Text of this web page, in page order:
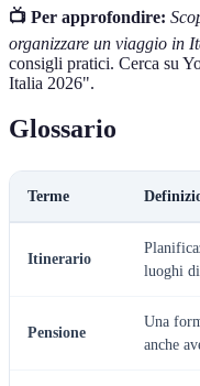
📺 Per approfondire:
organizzare un viaggio in
consigli pratici. Cerca su
Italia 2026".
Glossario
Terme
Itinerario
luoghi
Pensione
Una
anche